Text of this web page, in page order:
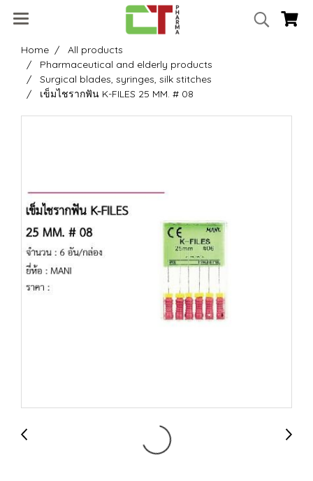
Home
All products
Pharmaceutical and elderly products
Surgical blades, syringes, silk stitches
เข็มไชรากฟัน K-FILES 25 MM. # 08